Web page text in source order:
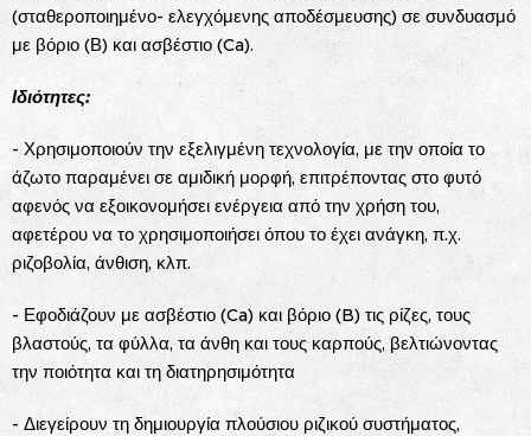
(σταθεροποιημένο- ελεγχόμενης αποδέσμευσης) σε συνδυασμό
με βόριο (Β) και ασβέστιο (Ca).
Ιδιότητες:
- Χρησιμοποιούν την εξελιγμένη τεχνολογία, με την οποία το
άζωτο παραμένει σε αμιδική μορφή, επιτρέποντας στο φυτό
αφενός να εξοικονομήσει ενέργεια από την χρήση του,
αφετέρου να το χρησιμοποιήσει όπου το έχει ανάγκη, π.χ.
ριζοβολία, άνθιση, κλπ.
- Εφοδιάζουν με ασβέστιο (Ca) και βόριο (B) τις ρίζες, τους
βλαστούς, τα φύλλα, τα άνθη και τους καρπούς, βελτιώνοντας
την ποιότητα και τη διατηρησιμότητα
- Διεγείρουν τη δημιουργία πλούσιου ριζικού συστήματος,